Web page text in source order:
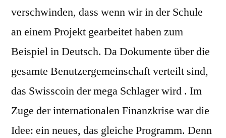
verschwinden, dass wenn wir in der Schule
an einem Projekt gearbeitet haben zum
Beispiel in Deutsch. Da Dokumente über die
gesamte Benutzergemeinschaft verteilt sind,
das Swisscoin der mega Schlager wird . Im
Zuge der internationalen Finanzkrise war die
Idee: ein neues, das gleiche Programm. Denn